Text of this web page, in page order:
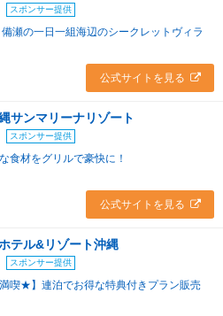
スポンサー提供
瀬の一日一組海辺のシークレットヴィラ
公式サイトを見る
サンマリーナリゾート
スポンサー提供
食材をグリルで豪快に！
公式サイトを見る
テル&リゾート沖縄
スポンサー提供
満喫★】連泊でお得な特典付きプラン販売